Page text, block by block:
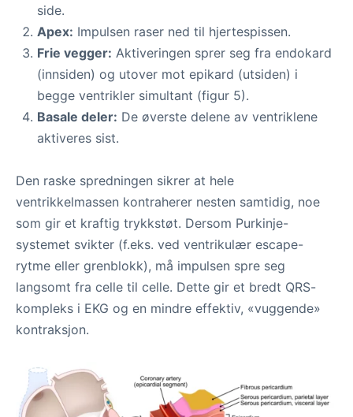
side.
Apex: Impulsen raser ned til hjertespissen.
Frie vegger: Aktiveringen sprer seg fra endokard
(innsiden) og utover mot epikard (utsiden) i
begge ventrikler simultant (figur 5).
Basale deler: De øverste delene av ventriklene
aktiveres sist.
Den raske spredningen sikrer at hele
ventrikkelmassen kontraherer nesten samtidig, noe
som gir et kraftig trykkstøt. Dersom Purkinje-
systemet svikter (f.eks. ved ventrikulær escape-
rytme eller grenblokk), må impulsen spre seg
langsomt fra celle til celle. Dette gir et bredt QRS-
kompleks i EKG og en mindre effektiv, «vuggende»
kontraksjon.